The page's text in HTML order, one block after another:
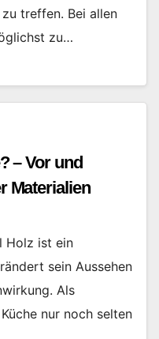
treffen. Bei allen
zu…
– Vor und
Materialien
Holz ist ein
sein Aussehen
Als
nur noch selten